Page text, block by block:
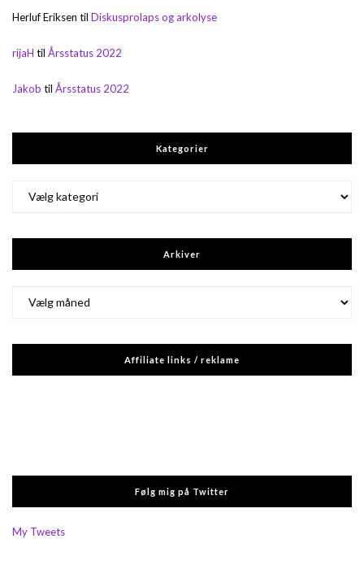
Herluf Eriksen til Diskusprolaps og arkolyse
rijaH til Årsstatus 2022
Jakob til Årsstatus 2022
Kategorier
Arkiver
Affiliate links / reklame
Følg mig på Twitter
My Tweets